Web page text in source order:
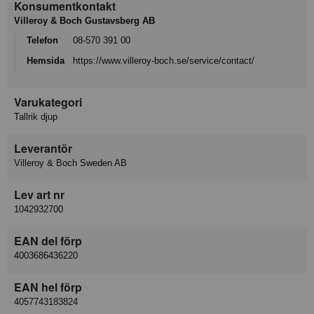
Konsumentkontakt
Villeroy & Boch Gustavsberg AB
Telefon
08-570 391 00
Hemsida
https://www.villeroy-boch.se/service/contact/
Varukategori
Tallrik djup
Leverantör
Villeroy & Boch Sweden AB
Lev art nr
1042932700
EAN del förp
4003686436220
EAN hel förp
4057743183824